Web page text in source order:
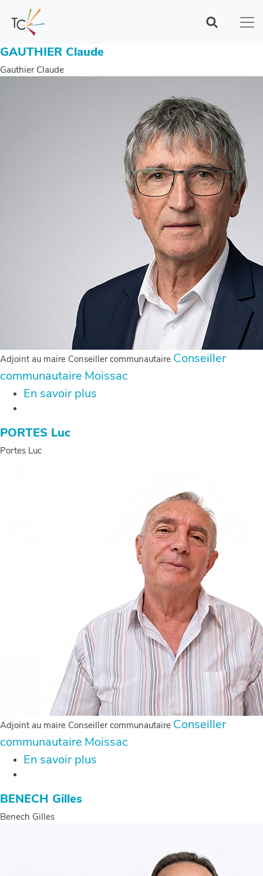
contenu
principal
GAUTHIER Claude
Gauthier Claude
Adjoint au maire Conseiller communautaire Conseiller
communautaire Moissac
En savoir plus
PORTES Luc
Portes Luc
Adjoint au maire Conseiller communautaire Conseiller
communautaire Moissac
En savoir plus
BENECH Gilles
Benech Gilles